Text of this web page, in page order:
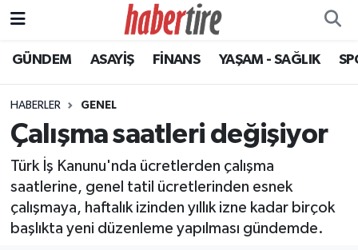
GÜNDEM ASAYİŞ FİNANS YAŞAM - SAĞLIK
HABERLER GENEL
Çalışma saatleri değişiyor
Türk İş Kanunu'nda ücretlerden çalışma
saatlerine, genel tatil ücretlerinden esnek
çalışmaya, haftalık izinden yıllık izne kadar birçok
başlıkta yeni düzenleme yapılması gündemde.
Tire Nöbetçi Eczaneler
Tire Hava Durumu
Tire Trafik Yoğunluk Haritası
Süper Lig Puan Durumu ve Fikstür
Tüm Manşetler